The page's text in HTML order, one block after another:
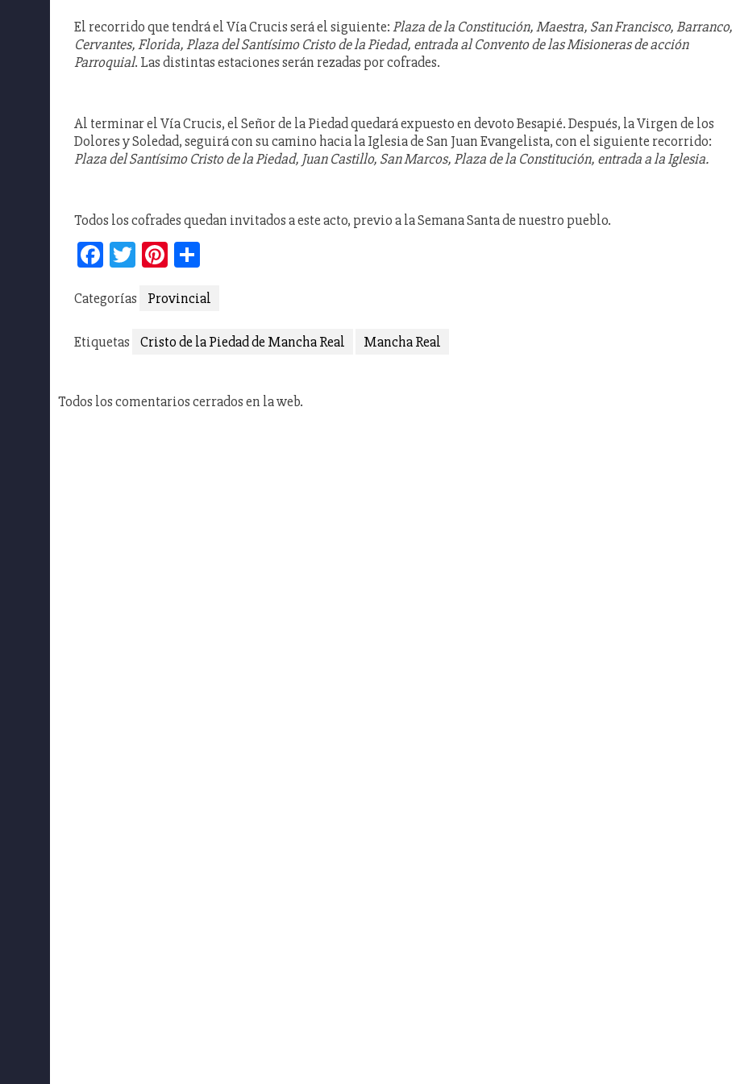
El recorrido que tendrá el Vía Crucis será el siguiente:Plaza de la Constitución, Maestra, San Francisco, Barranco,
Cervantes, Florida, Plaza del Santísimo Cristo de la Piedad, entrada al Convento de las Misioneras de acción
Parroquial. Las distintas estaciones serán rezadas por cofrades.
Al terminar el Vía Crucis, el Señor de la Piedad quedará expuesto en devoto Besapié. Después, la Virgen de los
Dolores y Soledad, seguirá con su camino hacia la Iglesia de San Juan Evangelista, con el siguiente recorrido:
Plaza del Santísimo Cristo de la Piedad, Juan Castillo, San Marcos, Plaza de la Constitución, entrada a la Iglesia.
Todos los cofrades quedan invitados a este acto, previo a la Semana Santa de nuestro pueblo.
Facebook
TwitterPinterest
Categorías Provincial
Etiquetas Cristo de la Piedad de Mancha Real Mancha Real
Todos los comentarios cerrados en la web.